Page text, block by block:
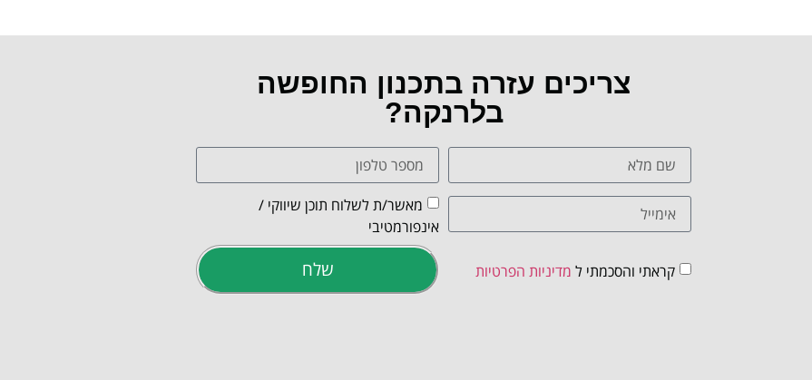
צריכים עזרה בתכנון החופשה
בלרנקה?
מאשר/ת לשלוח תוכן שיווקי /
אינפורמטיבי
קראתי והסכמתי ל מדיניות הפרטיות שלח